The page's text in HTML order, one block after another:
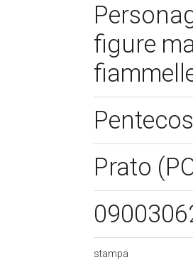
figure
Prato
stampa